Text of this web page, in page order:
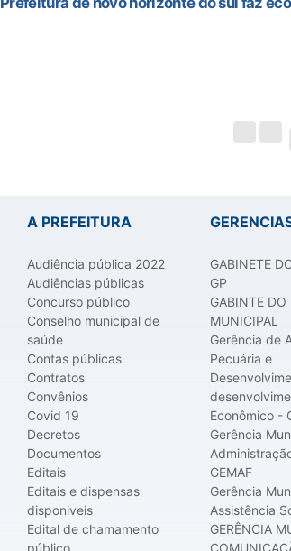
A PREFEITURA
Audiência pública 2022
Audiências públicas
Concurso público
Conselho municipal de
saúde
Contas públicas
Contratos
Convênios
Covid 19
Decretos
Documentos
Editais
Editais e dispensas
disponiveis
Edital de chamamento
GABINETE
GP
GABINTE DO
MUNICIPAL
Gerência de
Pecuária e
Econômico -
Gerência
GEMAF
Gerência
Assistência
GERÊNCIA